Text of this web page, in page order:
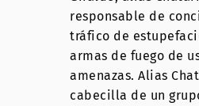
responsable de
tráfico de
armas de fuego de
amenazas. Alias
cabecilla de un